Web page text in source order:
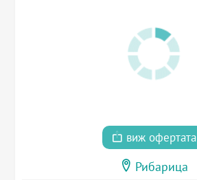
виж офертата
Рибарица